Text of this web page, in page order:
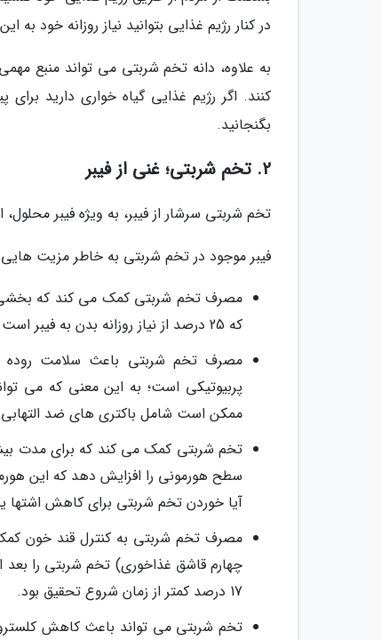
در کنار رژیم غذایی بتوانید نیاز روزانه خود به
به علاوه، دانه تخم شربتی می تواند منبع
کنند. اگر رژیم غذایی گیاه خواری دارید
بگنجانید.
2. تخم شربتی؛ غنی از فیبر
تخم شربتی سرشار از فیبر، به ویژه فیبر
فیبر موجود در تخم شربتی به خاطر مزیت
که 25 درصد از نیاز روزانه بدن به فیبر است. تعداد کمی از ما در طول روز به مقدار کافی فیبر مصرف می کنیم.
مصرف تخم شربتی باعث سلامت روده
پربیوتیکی است؛ به این معنی که می
ممکن است شامل باکتری های ضد
تخم شربتی کمک می کند که برای مدت
سطح هورمونی را افزایش دهد که این
آیا خوردن تخم شربتی برای کاهش
چهارم قاشق غذاخوری) تخم شربتی را
17 درصد کمتر از زمان شروع تحقیق بود.
تخم شربتی می تواند باعث کاهش